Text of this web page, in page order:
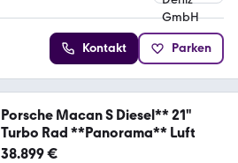
Kontakt Parken
Porsche Macan S Diesel** 21"
Turbo Rad **Panorama** Luft
38.899 €